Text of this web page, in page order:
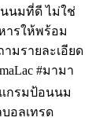
นมที่ดี ไม่ใช่
ารให้พร้อม
มรายละเอียด
#มามา
กรมป้อนนม
อลเทรด